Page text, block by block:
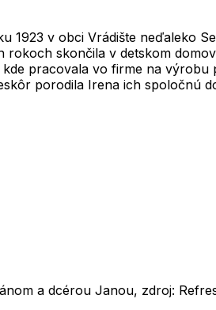
1923 v obci Vrádište neďaleko
skončila v detskom
pracovala vo firme na
porodila Irena ich spoločnú
a dcérou Janou, zdroj: